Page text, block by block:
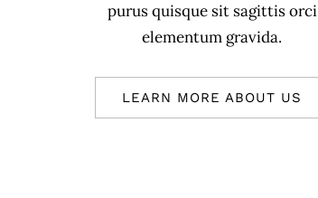
purus quisque sit sagittis orci
elementum gravida.
LEARN MORE ABOUT US